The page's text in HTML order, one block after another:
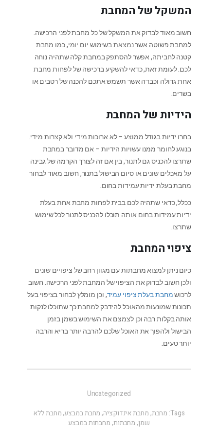
המשקל של המחבת
חשוב מאוד לבדוק את המשקל של כל מחבת לפני הרכישה.
למחבת פשוטה אשר נמצאת בשימוש יום יומי, כמו מחבת
קטנה לחביתה, אפשר להסתפק במחבת קלה שתהיה נוחה
לכם. לעומת זאת, כדאי להשקיע ברכישה של לפחות מחבת
אחת גדולה וכבדה אשר תשמש אתכם להכנה של רטבים או
בשרים.
הידיות של המחבת
בחרו ידיות בגודל ממוצע – לא ארוכות מידי ולא קצרות מידי.
בנוגע לחומר ממנו עשויות הידיות – אם מדובר במחבת
שתרצו להכניס גם לתנור, בין אם זה לצורך הקרמה של גבינה
על מאכלים שונים או סיום הבישול בתנור, חשוב מאוד לבחור
מחבת בעלת ידיות עמידות בחום.
ככלל, כדאי שתהיה לכם בבית לפחות מחבת אחת בעלת
ידיות עמידות בחום אותה תוכלו להכניס לתנור לכל שימוש
שתרצו.
ציפוי המחבת
כיום ניתן למצוא מחבתות עם מגוון רחב של ציפויים שונים
ולכן חשוב לבדוק את הציפוי של המחבת לפני הרכישה. חשוב
לרכושמחבת בעלת ציפוי עמיד, וכן מומלץ לבחור בציפוי בעל
תכונות שמונעות מהאוכל להידבק למחבת כך שתוכלו לנקות
אותה בקלות רבה וכן לצמצם את השימוש בשמן בזמן
הבישול ולהפוך את האוכל שלכם להרבה יותר בריא והרבה
יותר טעים.
Uncategorized
Tags: מחבת,מחבת אינדוקציה,מחבת במבצע,מחבת ללא
שמן,מחבתות,מחבתות במבצע